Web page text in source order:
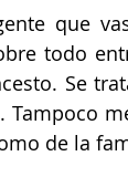
que
todo
Se
Tampoco
de la